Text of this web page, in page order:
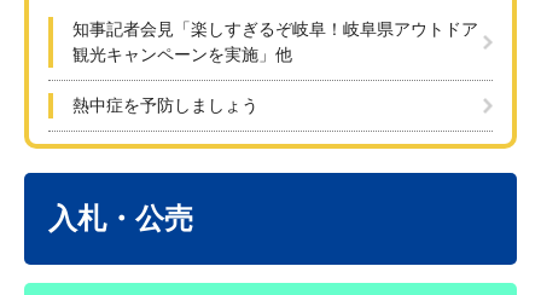
知事記者会見「楽しすぎるぞ岐阜！岐阜県アウトドア
観光キャンペーンを実施」他
熱中症を予防しましょう
入札・公売